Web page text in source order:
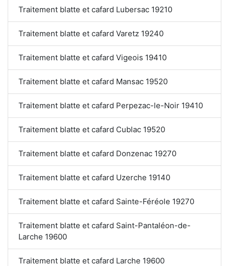
Traitement blatte et cafard Lubersac 19210
Traitement blatte et cafard Varetz 19240
Traitement blatte et cafard Vigeois 19410
Traitement blatte et cafard Mansac 19520
Traitement blatte et cafard Perpezac-le-Noir 19410
Traitement blatte et cafard Cublac 19520
Traitement blatte et cafard Donzenac 19270
Traitement blatte et cafard Uzerche 19140
Traitement blatte et cafard Sainte-Féréole 19270
Traitement blatte et cafard Saint-Pantaléon-de-
Larche 19600
Traitement blatte et cafard Larche 19600